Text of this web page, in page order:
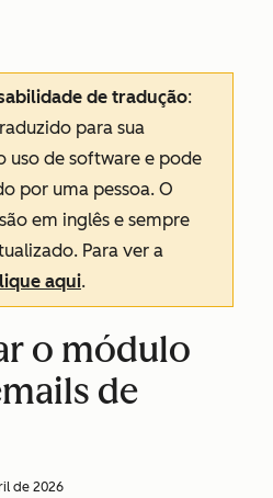
de tradução:
para sua
uso de software e pode
por uma pessoa. O
em inglês e sempre
Para ver a
aqui.
o módulo
de
de 2026